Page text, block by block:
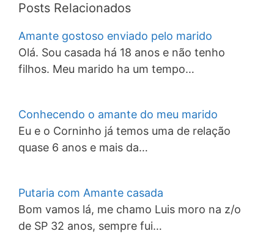
Posts Relacionados
Amante gostoso enviado pelo marido
Olá. Sou casada há 18 anos e não tenho
filhos. Meu marido ha um tempo…
Conhecendo o amante do meu marido
Eu e o Corninho já temos uma de relação
quase 6 anos e mais da…
Putaria com Amante casada
Bom vamos lá, me chamo Luis moro na z/o
de SP 32 anos, sempre fui…